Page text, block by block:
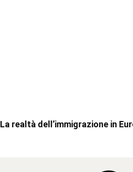
La realtà dell’immigrazione in